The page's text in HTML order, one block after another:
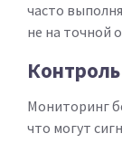
часто
не на точной
Мониторинг
что могут